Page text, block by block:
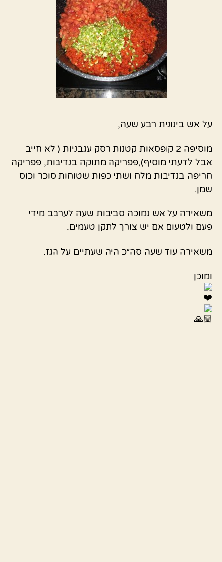
על אש בינונית רבע שעה,
מוסיפה 2 קופסאות קטנות רסק עגבניות ( לא חייב
אבל לדעתי מוסיף),פפריקה מתוקה בנדיבות, פפריקה
חריפה בנדיבות מלח ושתי כפות שטוחות סוכר וכוס
שמן.
משאירה על אש נמוכה סביבות שעה לערבב מידי
פעם ולטעום אם יש צורך לתקן טעמים.
משאירה עוד שעה סה״כ היה שעתיים על הגז.
ומוכן